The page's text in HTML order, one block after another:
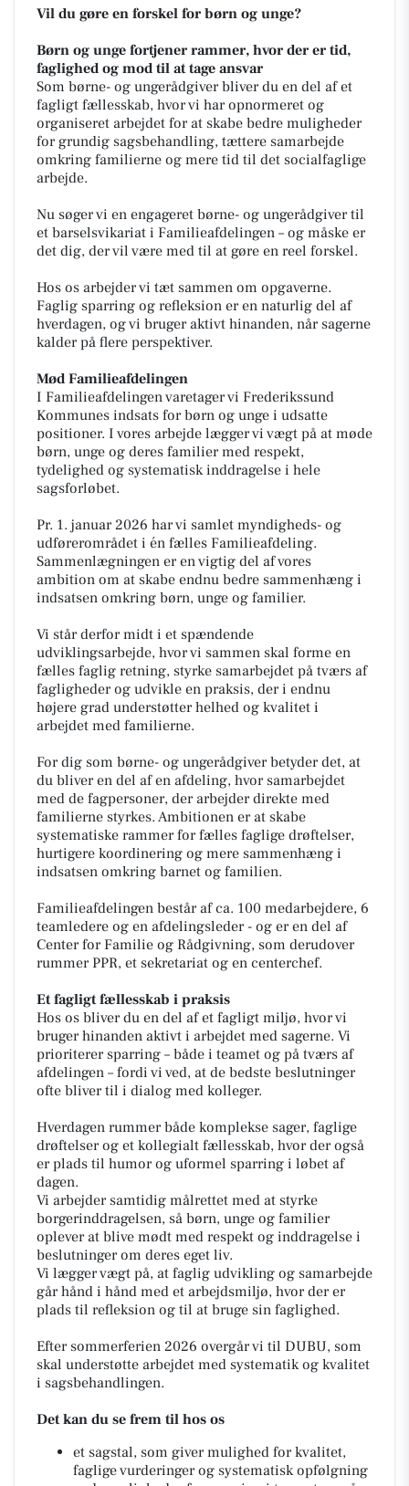
Vil du gøre en forskel for børn og unge?
Børn og unge fortjener rammer, hvor der er tid,
faglighed og mod til at tage ansvar
Som børne- og ungerådgiver bliver du en del af et
fagligt fællesskab, hvor vi har opnormeret og
organiseret arbejdet for at skabe bedre muligheder
for grundig sagsbehandling, tættere samarbejde
omkring familierne og mere tid til det socialfaglige
arbejde.
Nu søger vi en engageret børne- og ungerådgiver til
et barselsvikariat i Familieafdelingen – og måske er
det dig, der vil være med til at gøre en reel forskel.
Hos os arbejder vi tæt sammen om opgaverne.
Faglig sparring og refleksion er en naturlig del af
hverdagen, og vi bruger aktivt hinanden, når sagerne
kalder på flere perspektiver.
Mød Familieafdelingen
I Familieafdelingen varetager vi Frederikssund
Kommunes indsats for børn og unge i udsatte
positioner. I vores arbejde lægger vi vægt på at møde
børn, unge og deres familier med respekt,
tydelighed og systematisk inddragelse i hele
sagsforløbet.
Pr. 1. januar 2026 har vi samlet myndigheds- og
udførerområdet i én fælles Familieafdeling.
Sammenlægningen er en vigtig del af vores
ambition om at skabe endnu bedre sammenhæng i
indsatsen omkring børn, unge og familier.
Vi står derfor midt i et spændende
udviklingsarbejde, hvor vi sammen skal forme en
fælles faglig retning, styrke samarbejdet på tværs af
fagligheder og udvikle en praksis, der i endnu
højere grad understøtter helhed og kvalitet i
arbejdet med familierne.
For dig som børne- og ungerådgiver betyder det, at
du bliver en del af en afdeling, hvor samarbejdet
med de fagpersoner, der arbejder direkte med
familierne styrkes. Ambitionen er at skabe
systematiske rammer for fælles faglige drøftelser,
hurtigere koordinering og mere sammenhæng i
indsatsen omkring barnet og familien.
Familieafdelingen består af ca. 100 medarbejdere, 6
teamledere og en afdelingsleder - og er en del af
Center for Familie og Rådgivning, som derudover
rummer PPR, et sekretariat og en centerchef.
Et fagligt fællesskab i praksis
Hos os bliver du en del af et fagligt miljø, hvor vi
bruger hinanden aktivt i arbejdet med sagerne. Vi
prioriterer sparring – både i teamet og på tværs af
afdelingen – fordi vi ved, at de bedste beslutninger
ofte bliver til i dialog med kolleger.
Hverdagen rummer både komplekse sager, faglige
drøftelser og et kollegialt fællesskab, hvor der også
er plads til humor og uformel sparring i løbet af
dagen.
Vi arbejder samtidig målrettet med at styrke
borgerinddragelsen, så børn, unge og familier
oplever at blive mødt med respekt og inddragelse i
beslutninger om deres eget liv.
Vi lægger vægt på, at faglig udvikling og samarbejde
går hånd i hånd med et arbejdsmiljø, hvor der er
plads til refleksion og til at bruge sin faglighed.
Efter sommerferien 2026 overgår vi til DUBU, som
skal understøtte arbejdet med systematik og kvalitet
i sagsbehandlingen.
Det kan du se frem til hos os
et sagstal, som giver mulighed for kvalitet,
faglige vurderinger og systematisk opfølgning